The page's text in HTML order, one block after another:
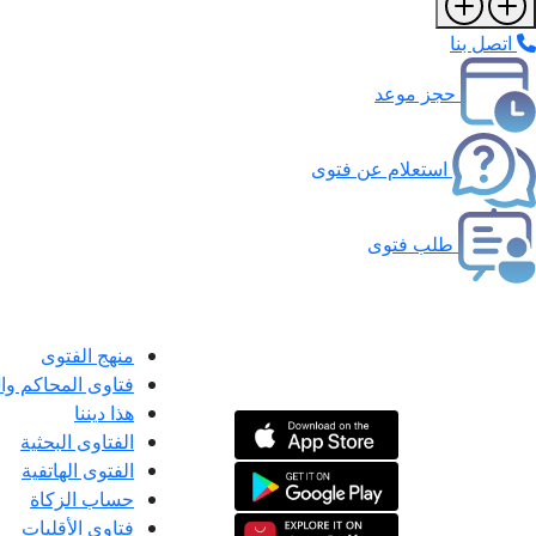
اتصل بنا
حجز موعد
استعلام عن فتوى
طلب فتوى
منهج الفتوى
فتاوى المحاكم
هذا ديننا
الفتاوى البحثية
الفتوى الهاتفية
حساب الزكاة
فتاوى الأقليات